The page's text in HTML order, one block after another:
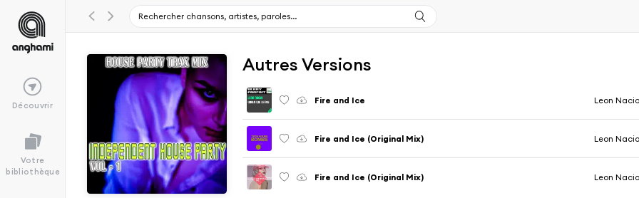
Découvrir
Votre
bibliothèque
Autres Versions
Fire and Ice Leon Nacio
Fire and Ice (Original Mix) Leon Nacio
Fire and Ice (Original Mix) Leon Nacio